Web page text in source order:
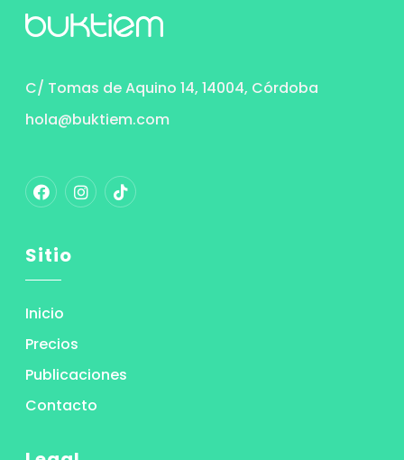
C/ Tomas de Aquino 14, 14004, Córdoba
hola@buktiem.com
Sitio
Inicio
Precios
Publicaciones
Contacto